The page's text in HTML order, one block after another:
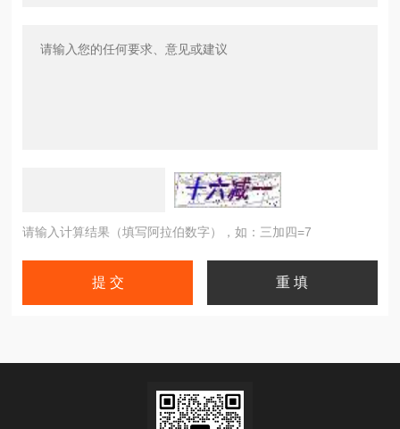
请输入计算结果（填写阿拉伯数字），如：三加四=7